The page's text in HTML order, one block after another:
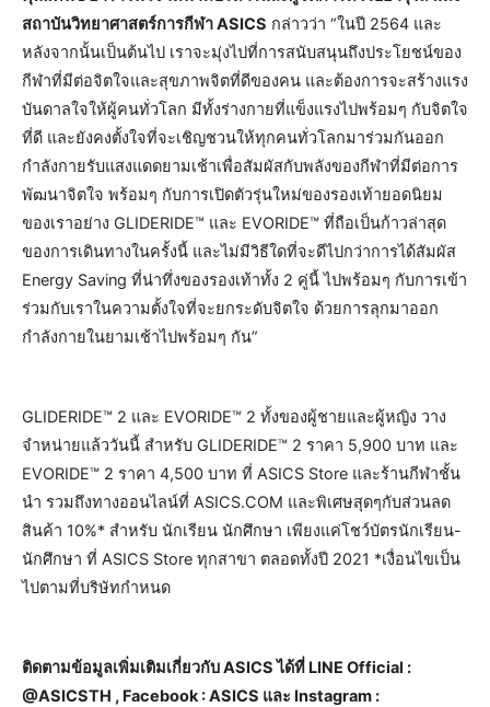
สถาบันวิทยาศาสตร์การกีฬา ASICS กล่าวว่า “ในปี 2564 และ
หลังจากนั้นเป็นต้นไป เราจะมุ่งไปที่การสนับสนุนถึงประโยชน์ของ
กีฬาที่มีต่อจิตใจและสุขภาพจิตที่ดีของคน และต้องการจะสร้างแรง
บันดาลใจให้ผู้คนทั่วโลก มีทั้งร่างกายที่แข็งแรงไปพร้อมๆ กับจิตใจ
ที่ดี และยังคงตั้งใจที่จะเชิญชวนให้ทุกคนทั่วโลกมาร่วมกันออก
กำลังกายรับแสงแดดยามเช้าเพื่อสัมผัสกับพลังของกีฬาที่มีต่อการ
พัฒนาจิตใจ พร้อมๆ กับการเปิดตัวรุ่นใหม่ของรองเท้ายอดนิยม
ของเราอย่าง GLIDERIDE™ และ EVORIDE™ ที่ถือเป็นก้าวล่าสุด
ของการเดินทางในครั้งนี้ และไม่มีวิธีใดที่จะดีไปกว่าการได้สัมผัส
Energy Saving ที่น่าทึ่งของรองเท้าทั้ง 2 คู่นี้ ไปพร้อมๆ กับการเข้า
ร่วมกับเราในความตั้งใจที่จะยกระดับจิตใจ ด้วยการลุกมาออก
กำลังกายในยามเช้าไปพร้อมๆ กัน”
GLIDERIDE™ 2 และ EVORIDE™ 2 ทั้งของผู้ชายและผู้หญิง วาง
จำหน่ายแล้ววันนี้ สำหรับ GLIDERIDE™ 2 ราคา 5,900 บาท และ
EVORIDE™ 2 ราคา 4,500 บาท ที่ ASICS Store และร้านกีฬาชั้น
นำ รวมถึงทางออนไลน์ที่ ASICS.COM และพิเศษสุดๆกับส่วนลด
สินค้า 10%* สำหรับ นักเรียน นักศึกษา เพียงแค่โชว์บัตรนักเรียน-
นักศึกษา ที่ ASICS Store ทุกสาขา ตลอดทั้งปี 2021 *เงื่อนไขเป็น
ไปตามที่บริษัทกำหนด
ติดตามข้อมูลเพิ่มเติมเกี่ยวกับ ASICS ได้ที่ LINE Official :
@ASICSTH , Facebook : ASICS และ Instagram :